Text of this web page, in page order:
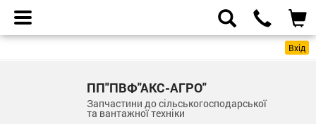
Вхід
ПП"ПВФ"АКС-АГРО"
Запчастини до сільськогосподарської
та вантажної техніки